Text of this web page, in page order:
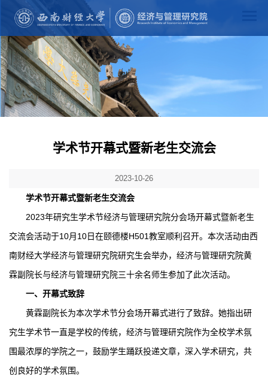
学术节开幕式暨新老生交流会
2023-10-26
学术节开幕式暨新老生交流会
2023年研究生学术节经济与管理研究院分会场开幕式暨新老生
交流会活动于10月10日在颐德楼H501教室顺利召开。本次活动由西
南财经大学经济与管理研究院研究生会举办，经济与管理研究院黄
霖副院长与经济与管理研究院三十余名师生参加了此次活动。
一、开幕式致辞
黄霖副院长为本次学术节分会场开幕式进行了致辞。她指出研
究生学术节一直是学校的传统，经济与管理研究院作为全校学术氛
围最浓厚的学院之一，鼓励学生踊跃投递文章，深入学术研究，共
创良好的学术氛围。